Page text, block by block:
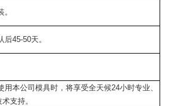
后45-50天。
用本公司模具时，将享受全天候24小时专业、
支持。